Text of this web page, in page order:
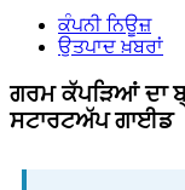
ਕੰਪਨੀ ਨਿਊਜ਼
ਉਤਪਾਦ ਖ਼ਬਰਾਂ
ਗਰਮ ਕੱਪੜਿਆਂ ਦਾ
ਸਟਾਰਟਅੱਪ ਗਾਈਡ